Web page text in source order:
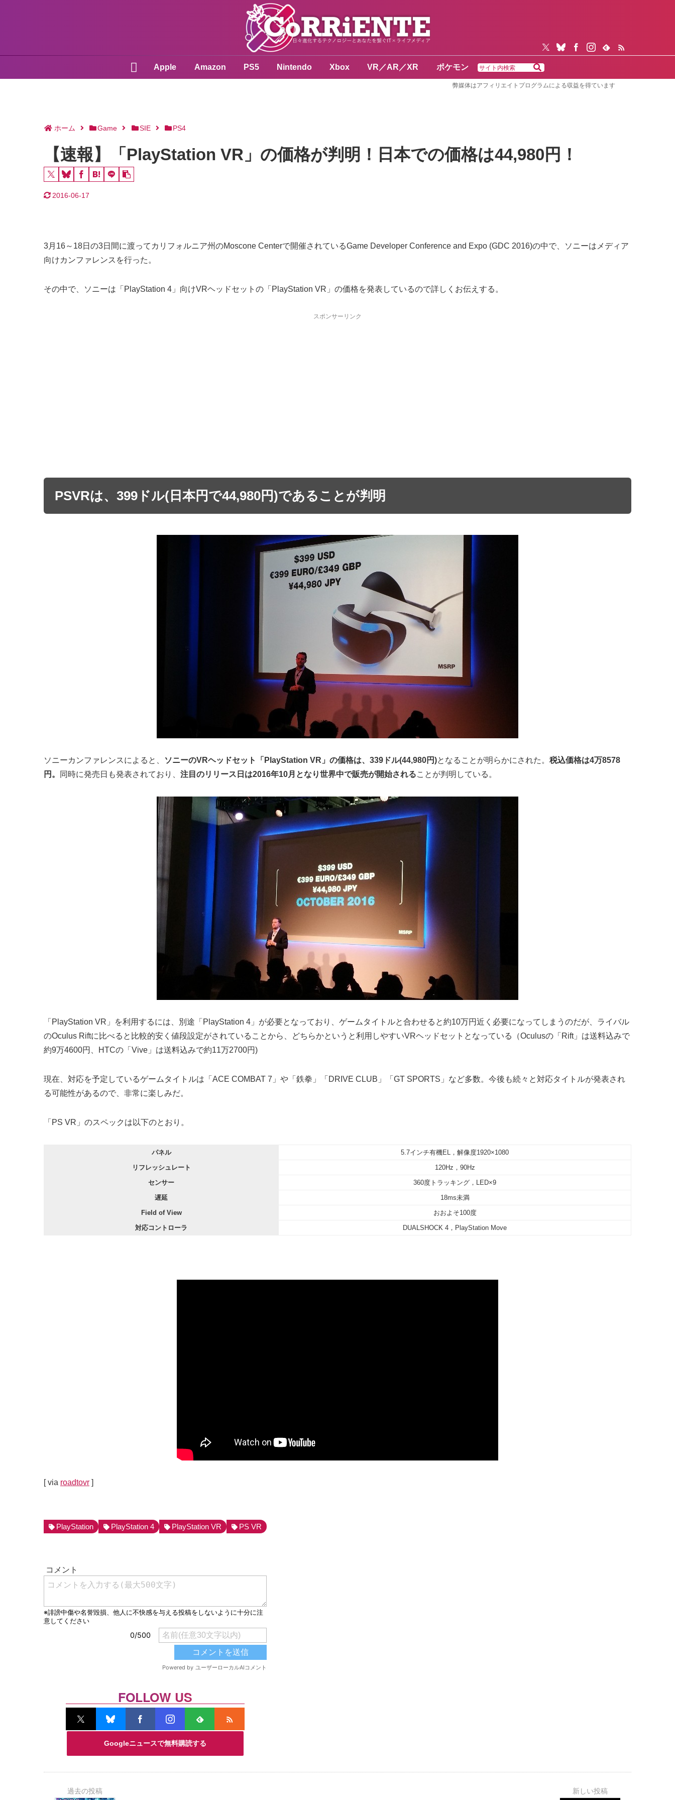
Apple Amazon PS5 Nintendo Xbox VR／AR／XR ポケモン
弊媒体はアフィリエイトプログラムによる収益を得ています
ホーム Game SIE PS4
【速報】「PlayStation VR」の価格が判明！日本での価格は44,980円！
2016-06-17
3月16～18日の3日間に渡ってカリフォルニア州のMoscone Centerで開催されているGame Developer Conference and Expo (GDC 2016)の中で、ソニーはメディア
向けカンファレンスを行った。
その中で、ソニーは「PlayStation 4」向けVRヘッドセットの「PlayStation VR」の価格を発表しているので詳しくお伝えする。
スポンサーリンク
PSVRは、399ドル(日本円で44,980円)であることが判明
ソニーカンファレンスによると、 ソニーのVRヘッドセット「PlayStation VR」の価格は、339ドル(44,980円)となることが明らかにされた。 税込価格は4万8578
円。
同時に発売日も発表されており、 注目のリリース日は2016年10月となり世界中で販売が開始されることが判明している。
「PlayStation VR」を利用するには、別途「PlayStation 4」が必要となっており、ゲームタイトルと合わせると約10万円近く必要になってしまうのだが、ライバル
のOculus Riftに比べると比較的安く値段設定がされていることから、どちらかというと利用しやすいVRヘッドセットとなっている（Oculusの「Rift」は送料込みで
約9万4600円、HTCの「Vive」は送料込みで約11万2700円)
現在、対応を予定しているゲームタイトルは「ACE COMBAT 7」や「鉄拳」「DRIVE CLUB」「GT SPORTS」など多数。今後も続々と対応タイトルが発表され
る可能性があるので、非常に楽しみだ。
「PS VR」のスペックは以下のとおり。
パネル
5.7インチ有機EL，解像度1920×1080
リフレッシュレート
120Hz，90Hz
センサー
360度トラッキング，LED×9
遅延
18ms未満
Field of View
おおよそ100度
対応コントローラ
DUALSHOCK 4，PlayStation Move
[ via roadtovr ]
PlayStation PlayStation 4 PlayStation VR PS VR
Googleニュースで無料購読する
FOLLOW US